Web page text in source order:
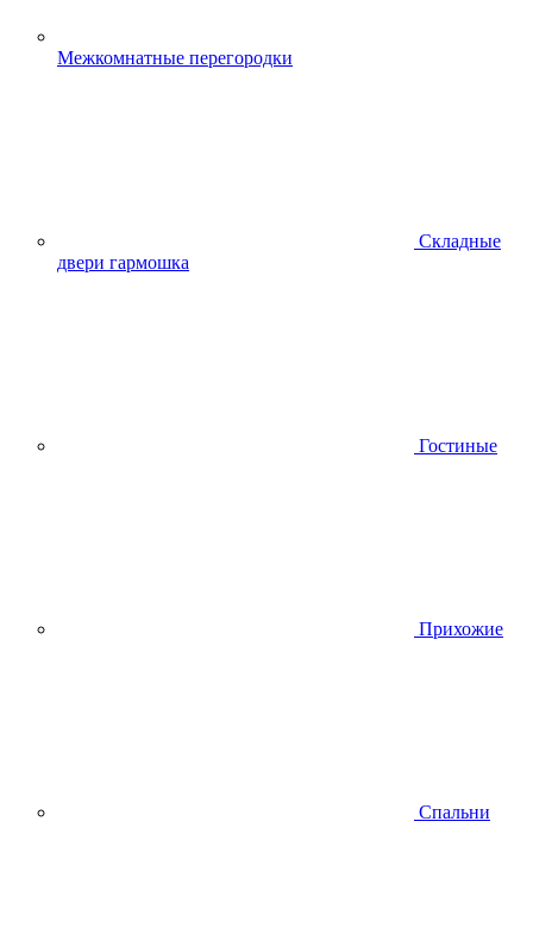
Межкомнатные перегородки
Складные
двери гармошка
Гостиные
Прихожие
Спальни